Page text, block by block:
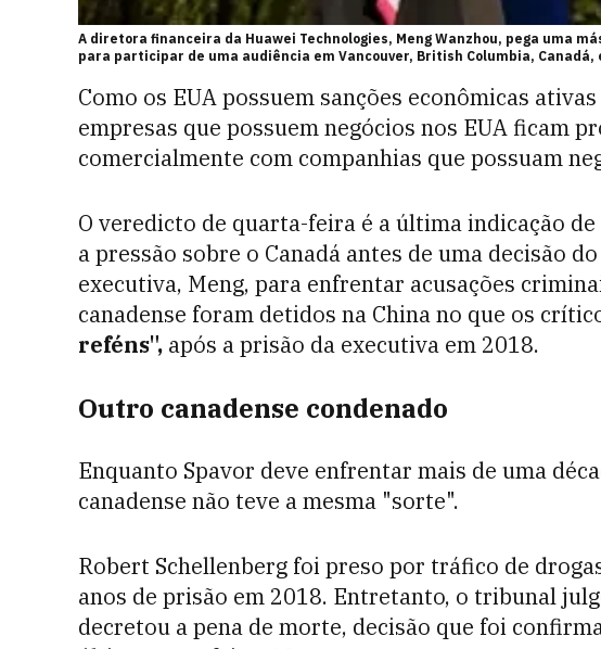
A diretora financeira da Huawei Technologies, Meng Wanzhou, pega uma
para participar de uma audiência em Vancouver, British Columbia,
Como os EUA possuem sanções econômicas
empresas que possuem negócios nos EUA ficam
comercialmente com companhias que possuam
O veredicto de quarta-feira é a última indicação de
a pressão sobre o Canadá antes de uma decisão
executiva, Meng, para enfrentar acusações
canadense foram detidos na China no que os
reféns", após a prisão da executiva em 2018.
Outro canadense condenado
Enquanto Spavor deve enfrentar mais de uma
canadense não teve a mesma "sorte".
Robert Schellenberg foi preso por tráfico de
anos de prisão em 2018. Entretanto, o tribunal
decretou a pena de morte, decisão que foi